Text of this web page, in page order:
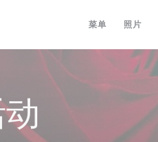
菜单 照片